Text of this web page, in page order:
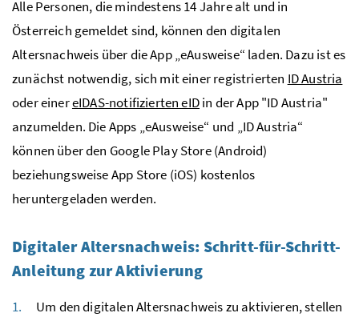
Alle Personen, die mindestens 14 Jahre alt und in
Österreich gemeldet sind, können den digitalen
Altersnachweis über die App „eAusweise“ laden. Dazu ist es
zunächst notwendig, sich mit einer registrierten ID Austria
oder einereIDAS-notifizierten eIDin der App "ID Austria"
anzumelden. Die Apps „eAusweise“ und „ID Austria“
können über den Google Play Store (Android)
beziehungsweise App Store (iOS) kostenlos
heruntergeladen werden.
Digitaler Altersnachweis: Schritt-für-Schritt-
Anleitung zur Aktivierung
Um den digitalen Altersnachweis zu aktivieren, stellen